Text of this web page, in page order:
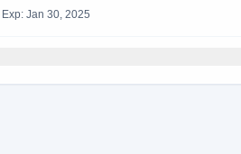
Exp: Jan 30, 2025